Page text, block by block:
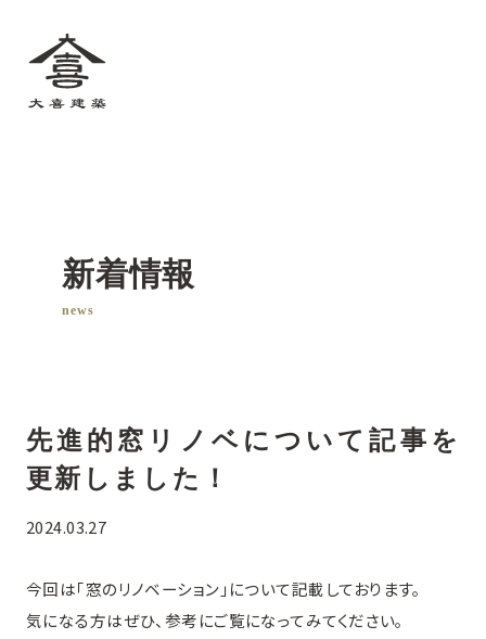
新着情報
news
先進的窓リノベについて記事を
更新しました！
2024.03.27
今回は「窓のリノベーション」について記載しております。
気になる方はぜひ、参考にご覧になってみてください。